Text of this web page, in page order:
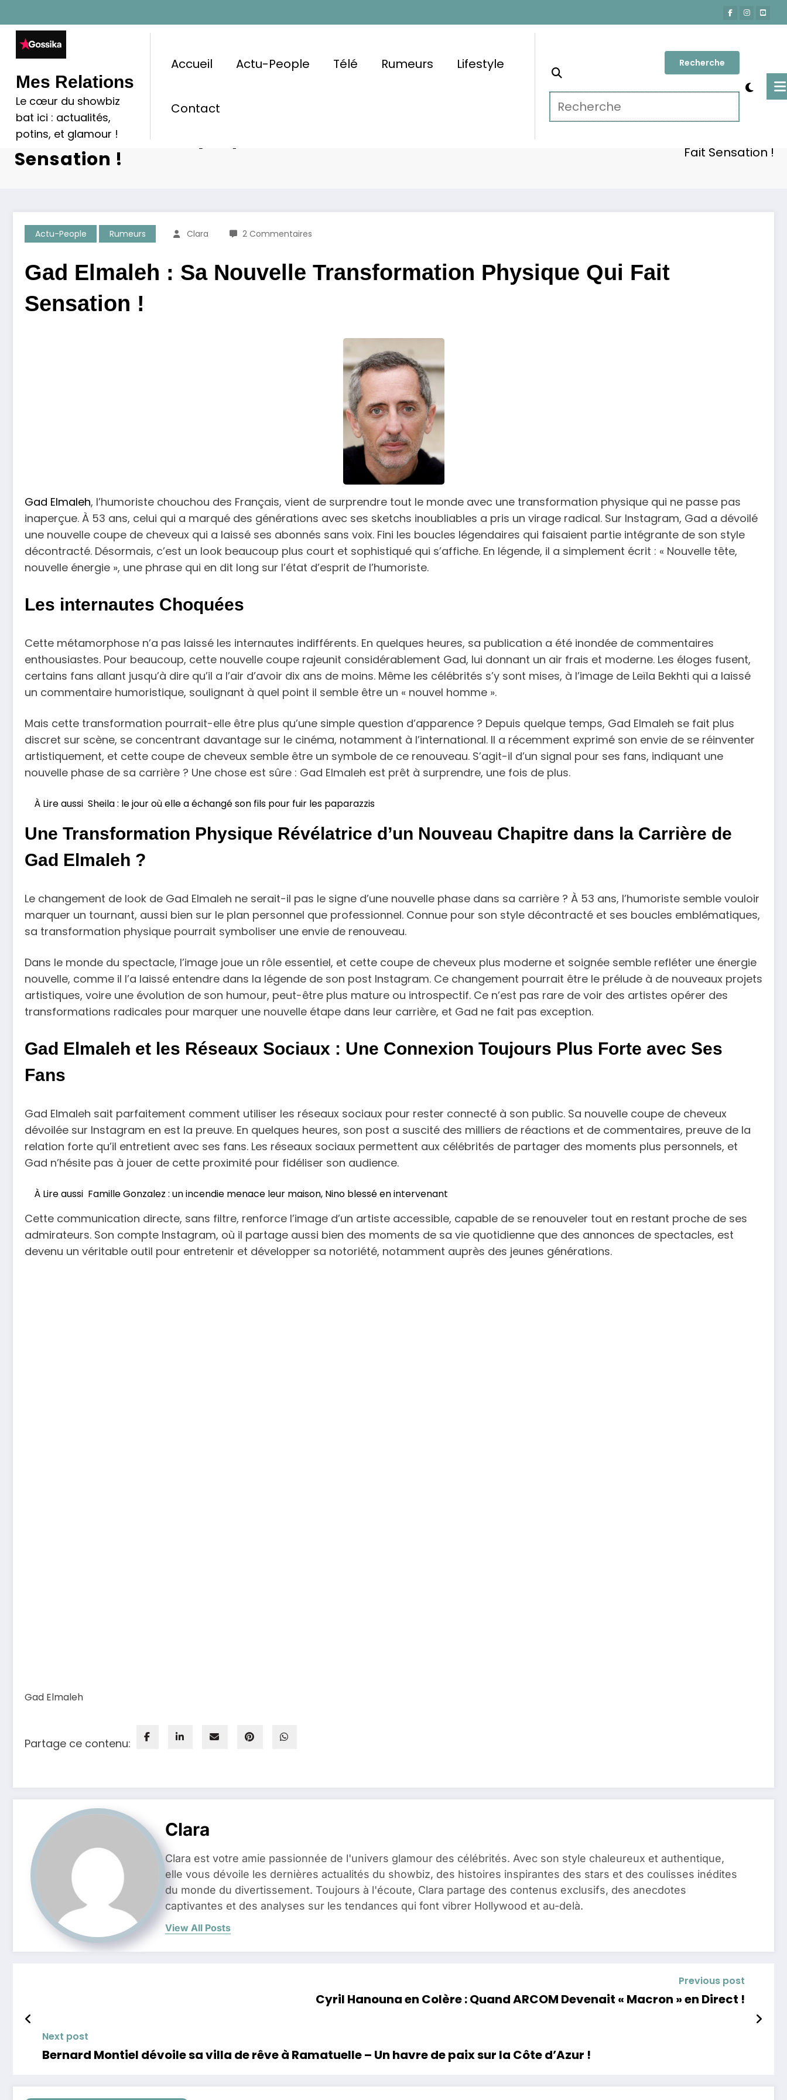
au
contenu
Mes Relations
Le cœur du showbiz
bat ici : actualités,
potins, et glamour !
Accueil Actu-People Télé Rumeurs Lifestyle
Contact
Gad Elmaleh : Sa Nouvelle
Transformation Physique Qui Fait
Sensation !
Accueil
Actu-People
Gad Elmaleh : Sa Nouvelle Transformation Physique Qui
Fait Sensation !
Actu-People Rumeurs Clara 2 Commentaires
Gad Elmaleh : Sa Nouvelle Transformation Physique Qui Fait
Sensation !
Gad Elmaleh, l’humoriste chouchou des Français, vient de surprendre tout le monde avec une transformation physique qui ne passe pas
inaperçue. À 53 ans, celui qui a marqué des générations avec ses sketchs inoubliables a pris un virage radical. Sur Instagram, Gad a dévoilé
une nouvelle coupe de cheveux qui a laissé ses abonnés sans voix. Fini les boucles légendaires qui faisaient partie intégrante de son style
décontracté. Désormais, c’est un look beaucoup plus court et sophistiqué qui s’affiche. En légende, il a simplement écrit : « Nouvelle tête,
nouvelle énergie », une phrase qui en dit long sur l’état d’esprit de l’humoriste.
Les internautes Choquées
Cette métamorphose n’a pas laissé les internautes indifférents. En quelques heures, sa publication a été inondée de commentaires
enthousiastes. Pour beaucoup, cette nouvelle coupe rajeunit considérablement Gad, lui donnant un air frais et moderne. Les éloges fusent,
certains fans allant jusqu’à dire qu’il a l’air d’avoir dix ans de moins. Même les célébrités s’y sont mises, à l’image de Leïla Bekhti qui a laissé
un commentaire humoristique, soulignant à quel point il semble être un « nouvel homme ».
Mais cette transformation pourrait-elle être plus qu’une simple question d’apparence ? Depuis quelque temps, Gad Elmaleh se fait plus
discret sur scène, se concentrant davantage sur le cinéma, notamment à l’international. Il a récemment exprimé son envie de se réinventer
artistiquement, et cette coupe de cheveux semble être un symbole de ce renouveau. S’agit-il d’un signal pour ses fans, indiquant une
nouvelle phase de sa carrière ? Une chose est sûre : Gad Elmaleh est prêt à surprendre, une fois de plus.
À Lire aussi Sheila : le jour où elle a échangé son fils pour fuir les paparazzis
Une Transformation Physique Révélatrice d’un Nouveau Chapitre dans la Carrière de
Gad Elmaleh ?
Le changement de look de Gad Elmaleh ne serait-il pas le signe d’une nouvelle phase dans sa carrière ? À 53 ans, l’humoriste semble vouloir
marquer un tournant, aussi bien sur le plan personnel que professionnel. Connue pour son style décontracté et ses boucles emblématiques,
sa transformation physique pourrait symboliser une envie de renouveau.
Dans le monde du spectacle, l’image joue un rôle essentiel, et cette coupe de cheveux plus moderne et soignée semble refléter une énergie
nouvelle, comme il l’a laissé entendre dans la légende de son post Instagram. Ce changement pourrait être le prélude à de nouveaux projets
artistiques, voire une évolution de son humour, peut-être plus mature ou introspectif. Ce n’est pas rare de voir des artistes opérer des
transformations radicales pour marquer une nouvelle étape dans leur carrière, et Gad ne fait pas exception.
Gad Elmaleh et les Réseaux Sociaux : Une Connexion Toujours Plus Forte avec Ses
Fans
Gad Elmaleh sait parfaitement comment utiliser les réseaux sociaux pour rester connecté à son public. Sa nouvelle coupe de cheveux
dévoilée sur Instagram en est la preuve. En quelques heures, son post a suscité des milliers de réactions et de commentaires, preuve de la
relation forte qu’il entretient avec ses fans. Les réseaux sociaux permettent aux célébrités de partager des moments plus personnels, et
Gad n’hésite pas à jouer de cette proximité pour fidéliser son audience.
À Lire aussi Famille Gonzalez : un incendie menace leur maison, Nino blessé en intervenant
Cette communication directe, sans filtre, renforce l’image d’un artiste accessible, capable de se renouveler tout en restant proche de ses
admirateurs. Son compte Instagram, où il partage aussi bien des moments de sa vie quotidienne que des annonces de spectacles, est
devenu un véritable outil pour entretenir et développer sa notoriété, notamment auprès des jeunes générations.
Gad Elmaleh
Partage ce contenu:
Clara
Clara est votre amie passionnée de l'univers glamour des célébrités. Avec son style chaleureux et authentique,
elle vous dévoile les dernières actualités du showbiz, des histoires inspirantes des stars et des coulisses inédites
du monde du divertissement. Toujours à l'écoute, Clara partage des contenus exclusifs, des anecdotes
captivantes et des analyses sur les tendances qui font vibrer Hollywood et au-delà.
View All Posts
Previous post
Cyril Hanouna en Colère : Quand ARCOM Devenait « Macron » en Direct !
Next post
Bernard Montiel dévoile sa villa de rêve à Ramatuelle – Un havre de paix sur la Côte d’Azur !